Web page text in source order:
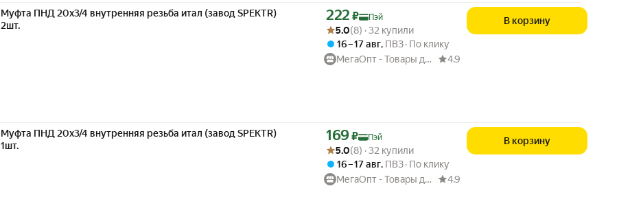
Муфта ПНД 20х3/4 внутренняя резьба итал (завод SPEKTR)
2шт.
Цена с картой Яндекс Пэй 222 ₽ вместо
222 ₽
Пэй
Рейтинг товара: 5.0 из 5
Оценок: (8) · 32 купили
5.0(8) · 32 купили
16 – 17 авг, ПВЗ По клику
МегаОпт - Товары для дома
4.9
В корзину
Муфта ПНД 20х3/4 внутренняя резьба итал (завод SPEKTR)
1шт.
Цена с картой Яндекс Пэй 169 ₽ вместо
169₽
Пэй
Рейтинг товара: 5.0 из 5
Оценок: (8) · 32 купили
5.0(8) · 32 купили
16 – 17 авг, ПВЗ По клику
МегаОпт - Товары для дома
4.9
В корзину